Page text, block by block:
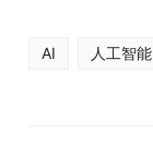
AI 人工智能